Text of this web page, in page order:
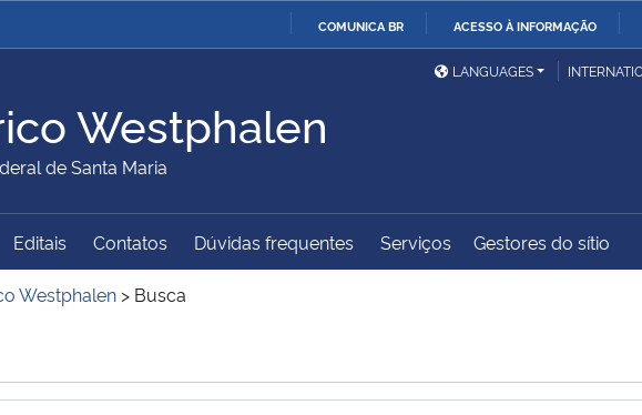
COMUNICA BR ACESSO À INFORMAÇÃO
da Justiça e
Ministério da Defesa
Ministério das Relações
Exteriores
da Educação Ministério da Cidadania
do Turismo
Ministério do
Controladoria-Geral da
LANGUAGES
Westphalen
de Santa Maria
Editais Contatos Dúvidas frequentes Serviços Gestores do sítio
Westphalen > Busca